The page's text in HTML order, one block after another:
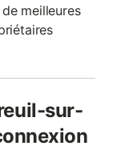
meilleures
sur-